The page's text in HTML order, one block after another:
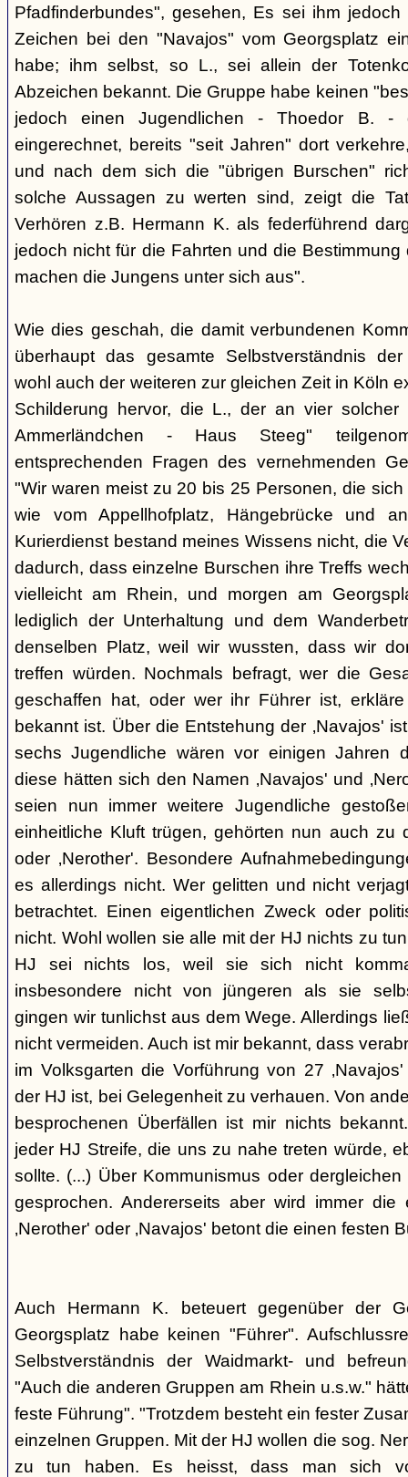
Pfadfinderbundes", gesehen, Es sei ihm
Zeichen bei den "Navajos" vom Georgsplatz
habe; ihm selbst, so L., sei allein der
Abzeichen bekannt. Die Gruppe habe keinen
jedoch einen Jugendlichen - Thoedor B. -
eingerechnet, bereits "seit Jahren" dort
und nach dem sich die "übrigen Burschen"
solche Aussagen zu werten sind, zeigt die
Verhören z.B. Hermann K. als federführend
jedoch nicht für die Fahrten und die
machen die Jungens unter sich aus".
Wie dies geschah, die damit verbundenen
überhaupt das gesamte Selbstverständnis
wohl auch der weiteren zur gleichen Zeit in Köln
Schilderung hervor, die L., der an vier
Ammerländchen - Haus Steeg"
entsprechenden Fragen des vernehmenden
"Wir waren meist zu 20 bis 25 Personen, die
wie vom Appellhofplatz, Hängebrücke und
Kurierdienst bestand meines Wissens nicht, die
dadurch, dass einzelne Burschen ihre Treffs
vielleicht am Rhein, und morgen am
lediglich der Unterhaltung und dem
denselben Platz, weil wir wussten, dass wir
treffen würden. Nochmals befragt, wer die
geschaffen hat, oder wer ihr Führer ist,
bekannt ist. Über die Entstehung der ‚Navajos'
sechs Jugendliche wären vor einigen Jahren
diese hätten sich den Namen ‚Navajos' und
seien nun immer weitere Jugendliche
einheitliche Kluft trügen, gehörten nun auch zu
oder ‚Nerother'. Besondere
es allerdings nicht. Wer gelitten und nicht
betrachtet. Einen eigentlichen Zweck oder
nicht. Wohl wollen sie alle mit der HJ nichts zu
HJ sei nichts los, weil sie sich nicht
insbesondere nicht von jüngeren als sie
gingen wir tunlichst aus dem Wege. Allerdings
nicht vermeiden. Auch ist mir bekannt, dass
im Volksgarten die Vorführung von 27
der HJ ist, bei Gelegenheit zu verhauen. Von
besprochenen Überfällen ist mir nichts
jeder HJ Streife, die uns zu nahe treten würde,
sollte. (...) Über Kommunismus oder
gesprochen. Andererseits aber wird immer die
‚Nerother' oder ‚Navajos' betont die einen festen
Auch Hermann K. beteuert gegenüber der
Georgsplatz habe keinen "Führer".
Selbstverständnis der Waidmarkt- und
"Auch die anderen Gruppen am Rhein u.s.w."
feste Führung". "Trotzdem besteht ein fester
einzelnen Gruppen. Mit der HJ wollen die sog.
zu tun haben. Es heisst, dass man sich